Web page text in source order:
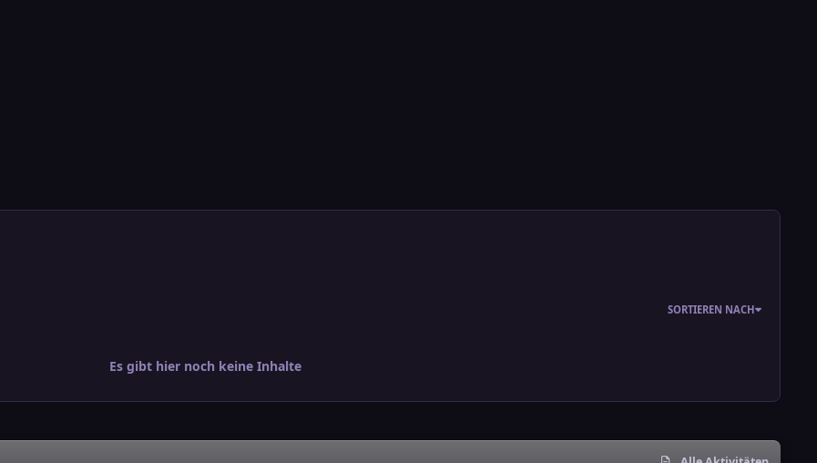
SORTIEREN NACH
Es gibt hier noch keine Inhalte